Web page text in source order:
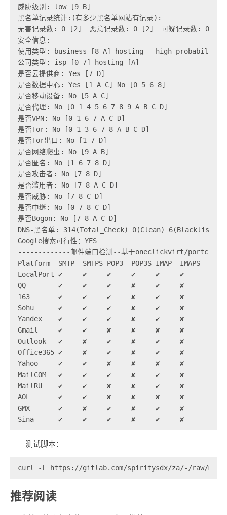
威胁级别: low [9 B]
黑名单记录统计:(有多少黑名单网站有记录):
无害记录数: 0 [2]  恶意记录数: 0 [2]  可疑记录数: 0
安全信息:
使用类型: business [8 A] hosting - high probability
公司类型: isp [0 7] hosting [A]
是否云提供商: Yes [7 D]
是否数据中心: Yes [1 A C] No [0 5 6 8]
是否移动设备: No [5 A C]
是否代理: No [0 1 4 5 6 7 8 9 A B C D]
是否VPN: No [0 1 6 7 A C D]
是否Tor: No [0 1 3 6 7 8 A B C D]
是否Tor出口: No [1 7 D]
是否网络爬虫: No [9 A B]
是否匿名: No [1 6 7 8 D]
是否攻击者: No [7 8 D]
是否滥用者: No [7 8 A C D]
是否威胁: No [7 8 C D]
是否中继: No [0 7 8 C D]
是否Bogon: No [7 8 A C D]
DNS-黑名单: 314(Total_Check) 0(Clean)
Google搜索可行性：YES
-------------邮件端口检测--基于oneclickvirt/
Platform  SMTP  SMTPS POP3  POP3S IMAP  IMAPS
LocalPort ✔     ✔     ✔     ✔     ✔     ✔
QQ        ✔     ✔     ✔     ✘     ✔     ✘
163       ✔     ✔     ✔     ✘     ✔     ✘
Sohu      ✔     ✔     ✔     ✘     ✔     ✘
Yandex    ✔     ✔     ✔     ✘     ✔     ✘
Gmail     ✔     ✔     ✘     ✘     ✘     ✘
Outlook   ✔     ✘     ✔     ✘     ✔     ✘
Office365 ✔     ✘     ✔     ✘     ✔     ✘
Yahoo     ✔     ✔     ✘     ✘     ✘     ✘
MailCOM   ✔     ✔     ✔     ✘     ✔     ✘
MailRU    ✔     ✔     ✘     ✘     ✔     ✘
AOL       ✔     ✔     ✘     ✘     ✘     ✘
GMX       ✔     ✘     ✔     ✘     ✔     ✘
Sina      ✔     ✔     ✔     ✘     ✔     ✘
测试脚本：
curl -L https://gitlab.com/spiritysdx/za/-/raw/main/
推荐阅读